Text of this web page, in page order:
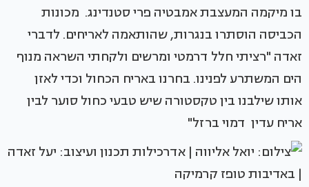
בו מיקמה המעצבת אמבטיה פרי סטנדינג. מכונות
הכביסה הוסתרו בנגרות, שהותאמה לאריחים. לדברי
זאדה "רציתי חלל דרמטי ומרשים ולקחתי השראה מנוף
הים המשתרע לפנינו. בחרנו באריח הכחול וכדי לאזן
אותו שילבנו בין טקסטורה שיש טבעי כחול סוער לבין
אריח עדין דמוי ברזל"